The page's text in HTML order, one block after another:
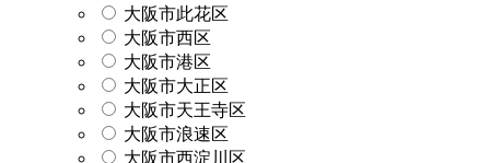
大阪市此花区
大阪市西区
大阪市港区
大阪市大正区
大阪市天王寺区
大阪市浪速区
大阪市西淀川区